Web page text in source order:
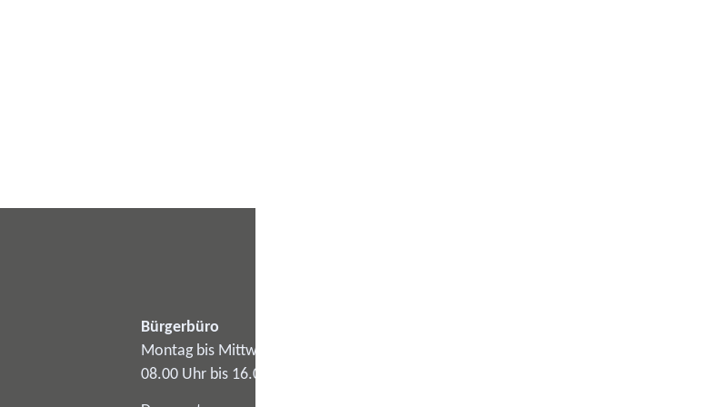
Bürgerbüro
Montag bis Mittwoch
08.00 Uhr bis 16.00 Uhr